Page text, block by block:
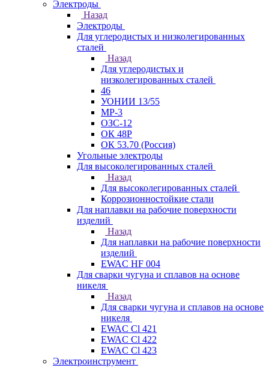
Электроды
Назад
Электроды
Для углеродистых и низколегированных
сталей
Назад
Для углеродистых и
низколегированных сталей
46
УОНИИ 13/55
МР-3
ОЗС-12
ОК 48Р
ОК 53.70 (Россия)
Угольные электроды
Для высоколегированных сталей
Назад
Для высоколегированных сталей
Коррозионностойкие стали
Для наплавки на рабочие поверхности
изделий
Назад
Для наплавки на рабочие поверхности
изделий
EWAC HF 004
Для сварки чугуна и сплавов на основе
никеля
Назад
Для сварки чугуна и сплавов на основе
никеля
EWAC Cl 421
EWAC Cl 422
EWAC Cl 423
Электроинструмент